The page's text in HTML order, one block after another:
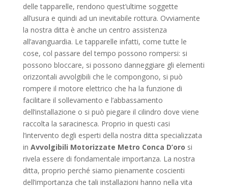
delle tapparelle, rendono quest’ultime soggette
all’usura e quindi ad un inevitabile rottura. Ovviamente
la nostra ditta è anche un centro assistenza
all’avanguardia. Le tapparelle infatti, come tutte le
cose, col passare del tempo possono rompersi: si
possono bloccare, si possono danneggiare gli elementi
orizzontali avvolgibili che le compongono, si può
rompere il motore elettrico che ha la funzione di
facilitare il sollevamento e l’abbassamento
dell’installazione o si può piegare il cilindro dove viene
raccolta la saracinesca. Proprio in questi casi
l’intervento degli esperti della nostra ditta specializzata
in Avvolgibili Motorizzate Metro Conca D’oro si
rivela essere di fondamentale importanza. La nostra
ditta, proprio perché siamo pienamente coscienti
dell’importanza che tali installazioni hanno nella vita